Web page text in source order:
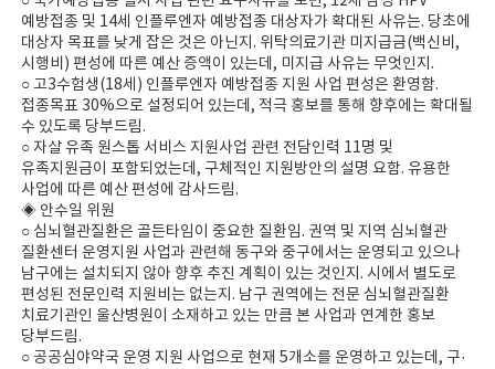
예방접종 및 14세 인플루엔자 예방접종 대상자가 확대된 사유는. 당초에
대상자 목표를 낮게 잡은 것은 아닌지. 위탁의료기관 미지급금(백신비,
시행비) 편성에 따른 예산 증액이 있는데, 미지급 사유는 무엇인지.
○ 고3수험생(18세) 인플루엔자 예방접종 지원 사업 편성은 환영함.
접종목표 30%으로 설정되어 있는데, 적극 홍보를 통해 향후에는 확대될
수 있도록 당부드림.
○ 자살 유족 원스톱 서비스 지원사업 관련 전담인력 11명 및
유족지원금이 포함되었는데, 구체적인 지원방안의 설명 요함. 유용한
사업에 따른 예산 편성에 감사드림.
◈ 안수일 위원
○ 심뇌혈관질환은 골든타임이 중요한 질환임. 권역 및 지역 심뇌혈관
질환센터 운영지원 사업과 관련해 동구와 중구에서는 운영되고 있으나
남구에는 설치되지 않아 향후 추진 계획이 있는 것인지. 시에서 별도로
편성된 전문인력 지원비는 없는지. 남구 권역에는 전문 심뇌혈관질환
치료기관인 울산병원이 소재하고 있는 만큼 본 사업과 연계한 홍보
당부드림.
○ 공공심야약국 운영 지원 사업으로 현재 5개소를 운영하고 있는데, 구·